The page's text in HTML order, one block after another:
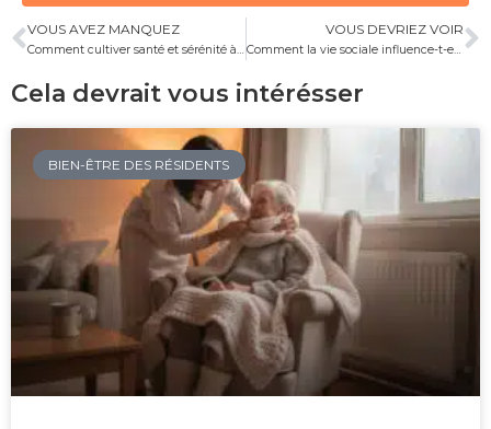
VOUS AVEZ MANQUEZ
Comment cultiver santé et sérénité à un âge avancé ?
VOUS DEVRIEZ VOIR
Comment la vie sociale influence-t-elle le bonheur ?
Cela devrait vous intérésser
BIEN-ÊTRE DES RÉSIDENTS